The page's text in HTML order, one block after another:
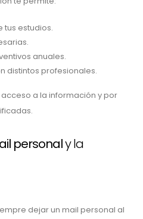
tus estudios.
anuales.
distintos profesionales.
a la información y por
personaly la
dejar un mail personal al